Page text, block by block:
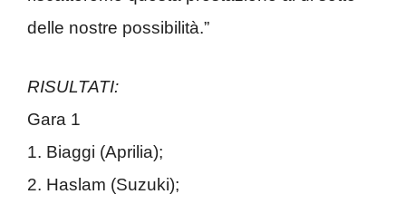
delle nostre possibilità.”
RISULTATI:
Gara 1
1. Biaggi (Aprilia);
2. Haslam (Suzuki);